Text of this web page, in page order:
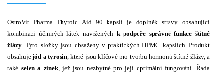
OstroVit Pharma Thyroid Aid 90 kapslí je doplněk stravy obsahující
kombinaci účinných látek navržených k podpoře správné funkce štítné
žlázy . Tyto složky jsou obsaženy v praktických HPMC kapslích. Produkt
obsahujejód a tyrosin , které jsou klíčové pro tvorbu hormonů štítné žlázy, a
také selen a zinek, jež jsou nezbytné pro její optimální fungování. Řada